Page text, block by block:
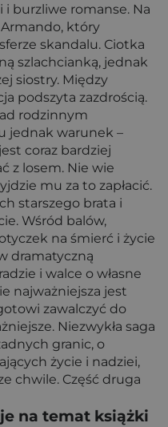
i burzliwe romanse. Na
który
skandalu. Ciotka
szlachcianką, jednak
siostry. Między
podszyta zazdrością.
rodzinnym
jednak warunek –
coraz bardziej
z losem. Nie wie
mu za to zapłacić.
starszego brata i
Wśród balów,
na śmierć i życie
dramatyczną
i walce o własne
najważniejsza jest
zawalczyć do
Niezwykła saga
granic, o
życie i nadziei,
chwile. Część druga
na temat książki